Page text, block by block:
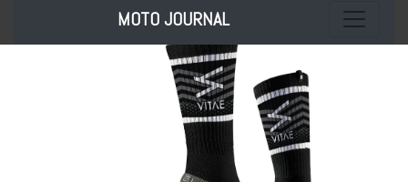
MOTO JOURNAL Toggle